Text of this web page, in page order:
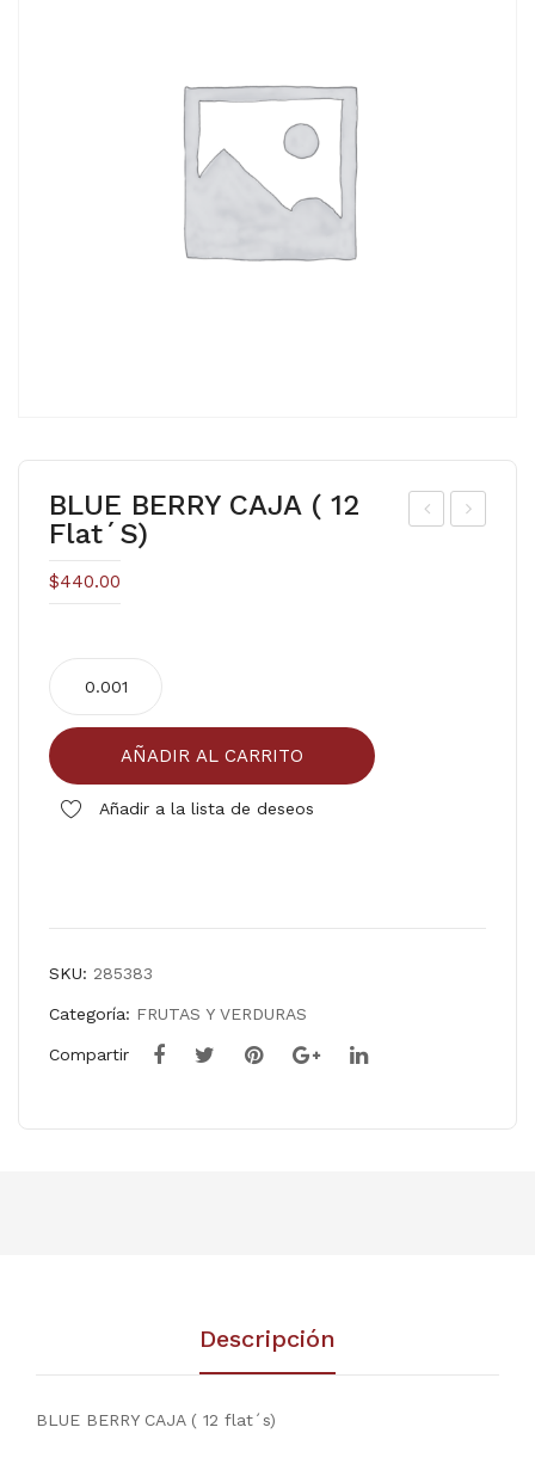
BLUE BERRY CAJA ( 12
Flat´s)
$440.00
BERRY
CAJA
(
12
flat
AÑADIR AL CARRITO
Añadir a la lista de deseos
SKU: 285383
Categoría: FRUTAS Y VERDURAS
Compartir
Descripción
BLUE BERRY CAJA ( 12 flat´s)